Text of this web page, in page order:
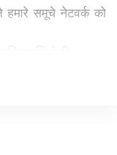
समूचे नेटवर्क को